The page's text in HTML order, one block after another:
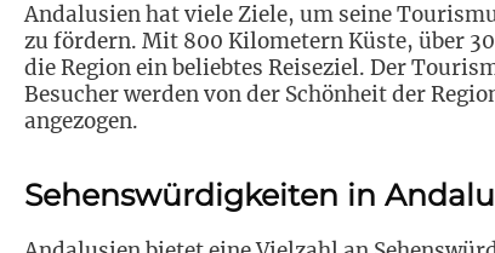
Andalusien hat viele Ziele, um seine
zu fördern. Mit 800 Kilometern Küste, über
die Region ein beliebtes Reiseziel. Der
Besucher werden von der Schönheit der
angezogen.
Sehenswürdigkeiten in